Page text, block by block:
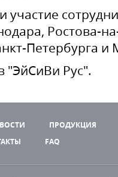
участие
Ростова-
Петербурга
"ЭйСиВи Рус".
ПРОДУКЦИЯ
FAQ